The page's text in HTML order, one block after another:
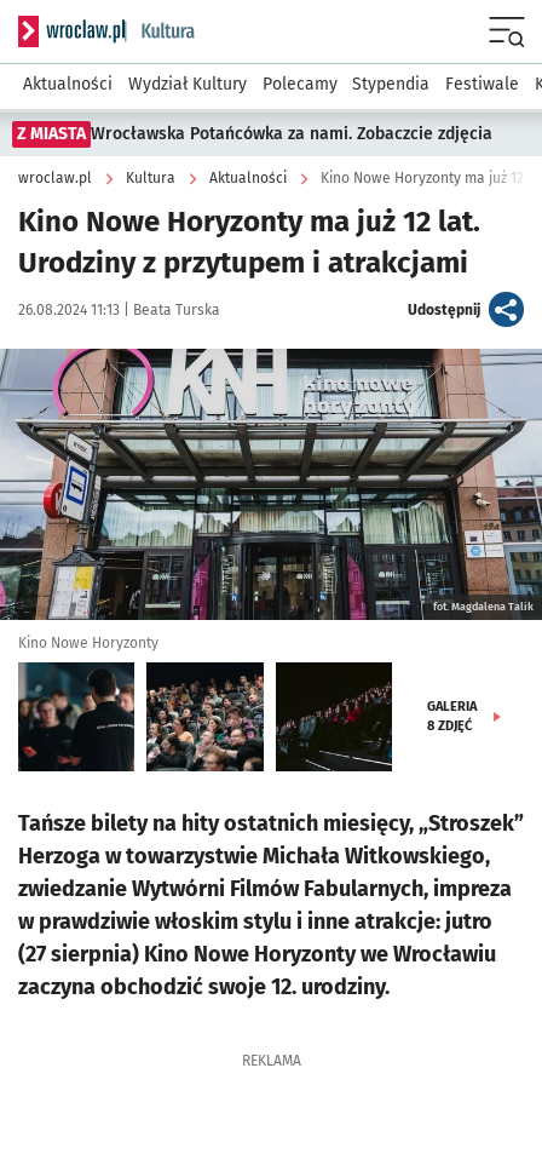
Serwis informacyjny wroclaw.pl podserwis: Kultura
Aktualności Wydział Kultury Polecamy Stypendia Festiwale
Z MIASTA Wrocławska Potańcówka za nami. Zobaczcie zdjęcia
wroclaw.pl Kultura Aktualności Kino Nowe Horyzonty ma już 12
Kino Nowe Horyzonty ma już 12 lat.
Urodziny z przytupem i atrakcjami
Data publikacji:
26.08.2024 11:13 | Autor:
Beata Turska Udostępnijartykuł
Kliknij, aby zobaczyć galerię
fot. Magdalena Talik
Kino Nowe Horyzonty
GALERIA
8 ZDJĘĆ
Tańsze bilety na hity ostatnich miesięcy, „Stroszek”
Herzoga w towarzystwie Michała Witkowskiego,
zwiedzanie Wytwórni Filmów Fabularnych, impreza
w prawdziwie włoskim stylu i inne atrakcje: jutro
(27 sierpnia) Kino Nowe Horyzonty we Wrocławiu
zaczyna obchodzić swoje 12. urodziny.
REKLAMA